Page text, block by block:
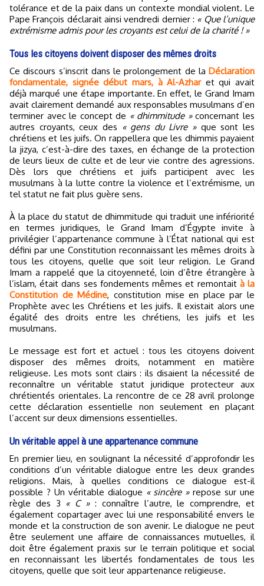
tolérance et de la paix dans un contexte mondial violent. Le
Pape François déclarait ainsi vendredi dernier : « Que l’unique
extrémisme admis pour les croyants est celui de la charité ! »
Tous les citoyens doivent disposer des mêmes droits
Ce discours s’inscrit dans le prolongement de la Déclaration
fondamentale, signée début mars, à Al-Azharet qui avait
déjà marqué une étape importante. En effet, le Grand Imam
avait clairement demandé aux responsables musulmans d’en
terminer avec le concept de « dhimmitude »concernant les
autres croyants, ceux des « gens du Livre »que sont les
chrétiens et les juifs. On rappellera que les dhimmis payaient
la jizya, c’est-à-dire des taxes, en échange de la protection
de leurs lieux de culte et de leur vie contre des agressions.
Dès lors que chrétiens et juifs participent avec les
musulmans à la lutte contre la violence et l’extrémisme, un
tel statut ne fait plus guère sens.
À la place du statut de dhimmitude qui traduit une infériorité
en termes juridiques, le Grand Imam d’Égypte invite à
privilégier l’appartenance commune à l’État national qui est
défini par une Constitution reconnaissant les mêmes droits à
tous les citoyens, quelle que soit leur religion. Le Grand
Imam a rappelé que la citoyenneté, loin d’être étrangère à
l’islam, était dans ses fondements mêmes et remontait à la
Constitution de Médine, constitution mise en place par le
Prophète avec les Chrétiens et les juifs. Il existait alors une
égalité des droits entre les chrétiens, les juifs et les
musulmans.
Le message est fort et actuel : tous les citoyens doivent
disposer des mêmes droits, notamment en matière
religieuse. Les mots sont clairs : ils disaient la nécessité de
reconnaître un véritable statut juridique protecteur aux
chrétientés orientales. La rencontre de ce 28 avril prolonge
cette déclaration essentielle non seulement en plaçant
l’accent sur deux dimensions essentielles.
Un véritable appel à une appartenance commune
En premier lieu, en soulignant la nécessité d’approfondir les
conditions d’un véritable dialogue entre les deux grandes
religions. Mais, à quelles conditions ce dialogue est-il
possible ? Un véritable dialogue « sincère »repose sur une
règle des 3 « C »: connaître l’autre, le comprendre, et
également copartager avec lui une responsabilité envers le
monde et la construction de son avenir. Le dialogue ne peut
être seulement une affaire de connaissances mutuelles, il
doit être également praxis sur le terrain politique et social
en reconnaissant les libertés fondamentales de tous les
citoyens, quelle que soit leur appartenance religieuse.